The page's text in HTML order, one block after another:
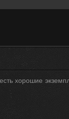
хорошие